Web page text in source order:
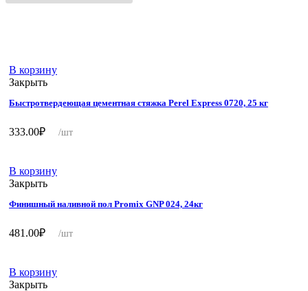
В корзину
Закрыть
Быстротвердеющая цементная стяжка Perel Express 0720, 25 кг
333.00₽ /шт
В корзину
Закрыть
Финишный наливной пол Promix GNP 024, 24кг
481.00₽ /шт
В корзину
Закрыть